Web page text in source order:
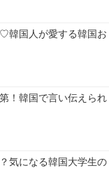
韓国人が愛する韓国お
！韓国で言い伝えられ
気になる韓国大学生の